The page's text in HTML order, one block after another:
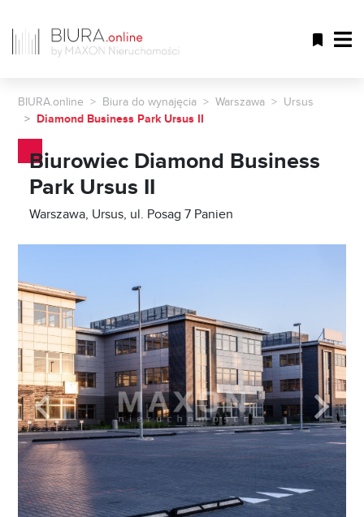
BIURA.online Biura do wynajęcia Warszawa
Ursus
Diamond Business Park Ursus II
Biurowiec Diamond Business
Park Ursus II
Warszawa, Ursus, ul. Posag 7 Panien